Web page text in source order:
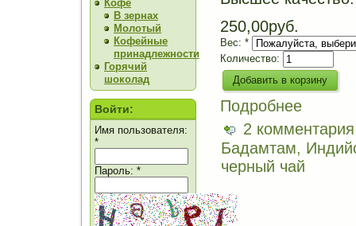
Кофе
В зернах
Молотый
Кофейные
принадлежности
Горячий
шоколад
Войти:
Имя пользователя:
*
Пароль: *
250,00руб.
Вес: *
Количество:
Подробнее
2 комментария
Бадамтам,
черный чай